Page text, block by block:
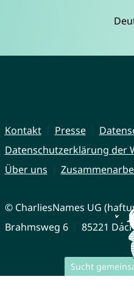
Sucht
Kontakt Presse
Datenschutzerklärung der
Über uns
© CharliesNames UG
Brahmsweg 6
85221